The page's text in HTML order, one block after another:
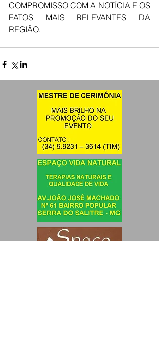
COMPROMISSO COM A NOTÍCIA E OS
FATOS MAIS RELEVANTES DA
REGIÃO.